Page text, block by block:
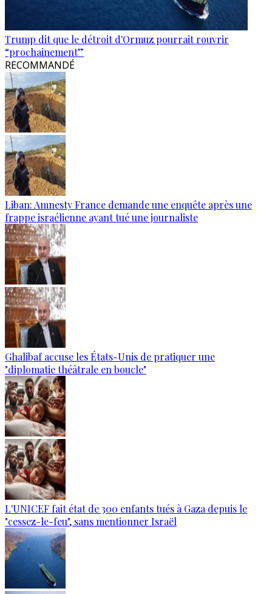
Trump dit que le détroit d'Ormuz pourrait rouvrir
“prochainement”
RECOMMANDÉ
Liban: Amnesty France demande une enquête après une
frappe israélienne ayant tué une journaliste
Ghalibaf accuse les États-Unis de pratiquer une
"diplomatie théâtrale en boucle"
L'UNICEF fait état de 300 enfants tués à Gaza depuis le
"cessez-le-feu", sans mentionner Israël